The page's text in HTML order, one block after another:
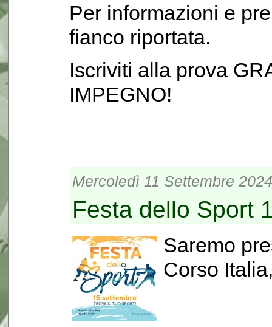
Per informazioni e
fianco riportata.
Iscriviti alla prova
IMPEGNO!
Mercoledì 11 Settembre
Festa dello Sport
Saremo
Corso